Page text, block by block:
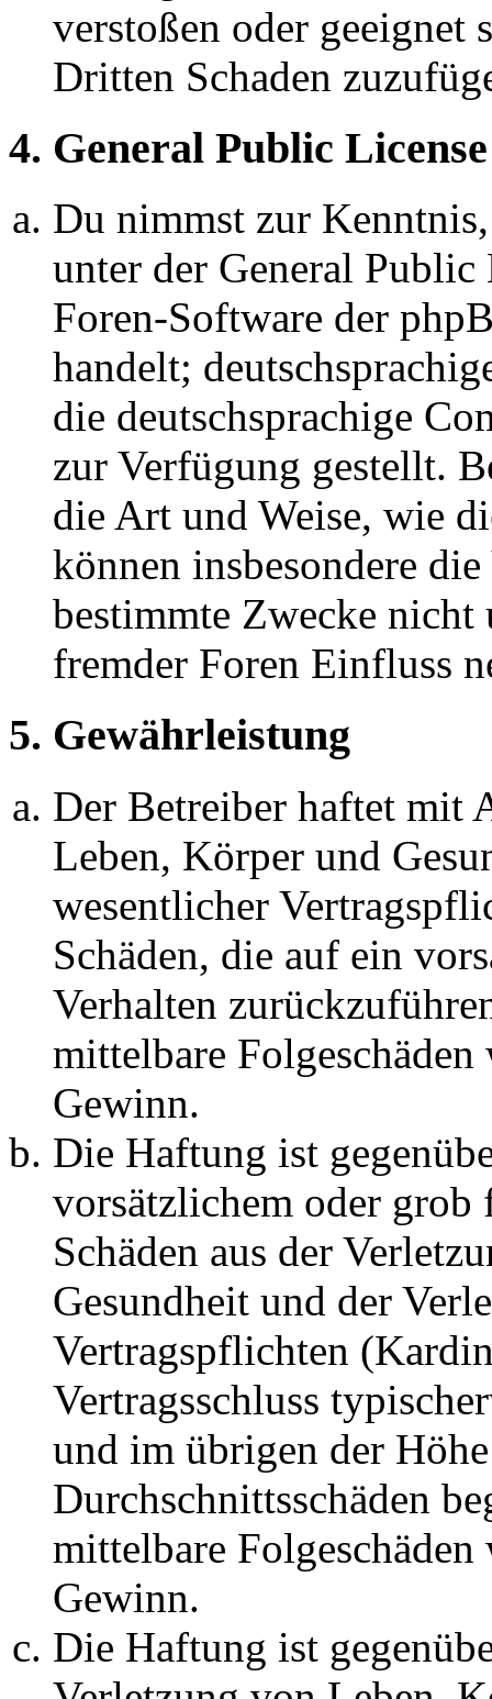
verstoßen oder geeignet
Dritten Schaden
4. General Public License
Du nimmst zur
unter der General
Foren-Software der
handelt;
die deutschsprachige
zur Verfügung gestellt.
die Art und Weise, wie
können insbesondere
bestimmte Zwecke nicht
fremder Foren Einfluss
5. Gewährleistung
Der Betreiber haftet mit
Leben, Körper und
wesentlicher
Schäden, die auf ein
Verhalten
mittelbare Folgeschäden
Gewinn.
Die Haftung ist
vorsätzlichem oder grob
Schäden aus der
Gesundheit und der
Vertragspflichten
Vertragsschluss
und im übrigen der
Durchschnittsschäden
mittelbare Folgeschäden
Gewinn.
Die Haftung ist